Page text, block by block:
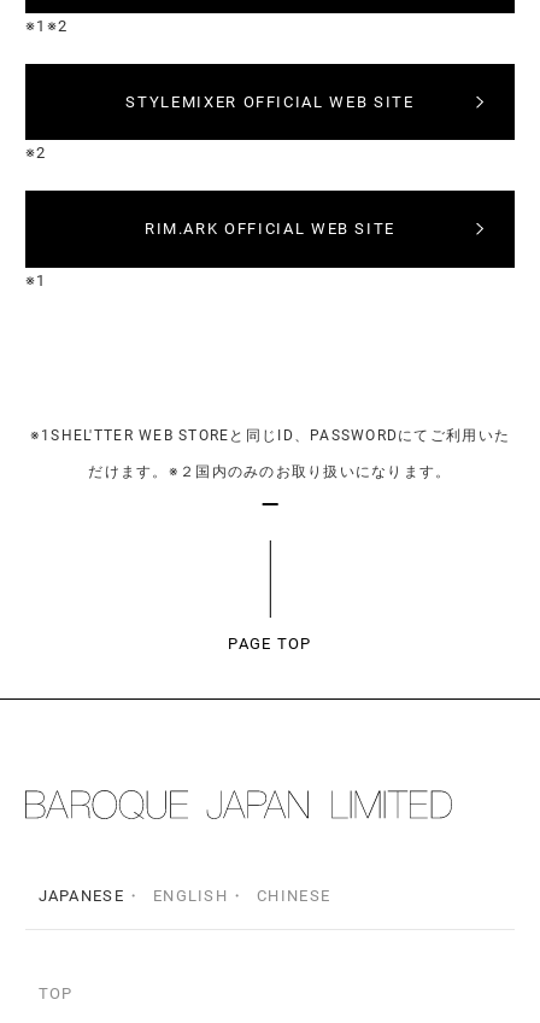
※1※2
STYLEMIXER OFFICIAL WEB SITE
※2
RIM.ARK OFFICIAL WEB SITE
※1
※1SHEL'TTER WEB STOREと同じID、PASSWORDにてご利用いた
だけます。※２国内のみのお取り扱いになります。
PAGE TOP
JAPANESE ENGLISH CHINESE
TOP